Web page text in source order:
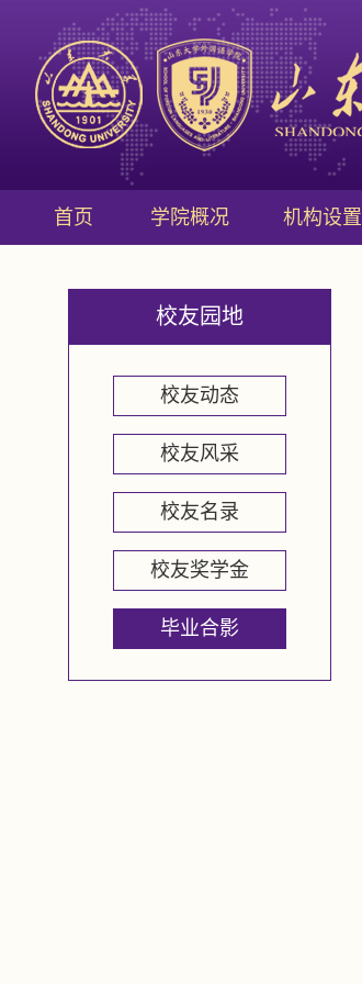
首页 学院概况 机构设置
校友园地
校友动态
校友风采
校友名录
校友奖学金
毕业合影